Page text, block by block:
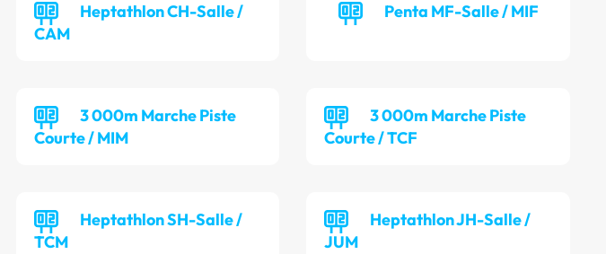
Heptathlon CH-Salle /
CAM
Penta MF-Salle / MIF
3 000m Marche Piste
Courte / MIM
3 000m Marche Piste
Courte / TCF
Heptathlon SH-Salle /
TCM
Heptathlon JH-Salle /
JUM